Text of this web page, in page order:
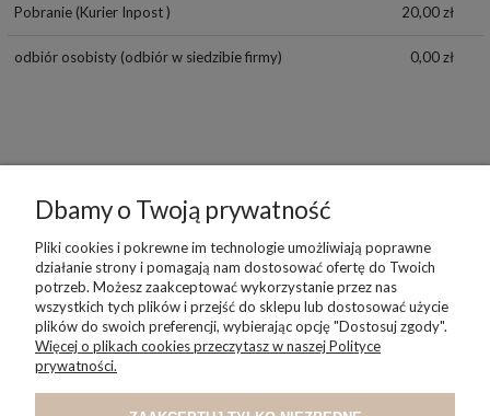
Pobranie (Kurier Inpost ) 20,00 zł
odbiór osobisty (odbiór w siedzibie firmy) 0,00 zł
POMOC
MOJE KONTO
Dbamy o Twoją prywatność
Pliki cookies i pokrewne im technologie umożliwiają poprawne
działanie strony i pomagają nam dostosować ofertę do Twoich
potrzeb. Możesz zaakceptować wykorzystanie przez nas
wszystkich tych plików i przejść do sklepu lub dostosować użycie
plików do swoich preferencji, wybierając opcję "Dostosuj zgody".
Więcej o plikach cookies przeczytasz w naszej Polityce
prywatności.